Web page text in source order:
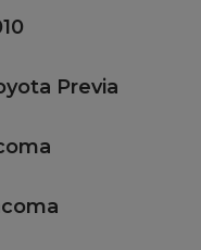
Previa